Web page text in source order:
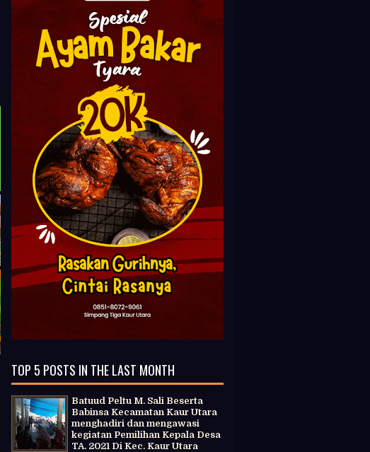
TOP 5 POSTS IN THE LAST MONTH
Batuud Peltu M. Sali Beserta
Babinsa Kecamatan Kaur Utara
menghadiri dan mengawasi
kegiatan Pemilihan Kepala Desa
TA. 2021 Di Kec. Kaur Utara